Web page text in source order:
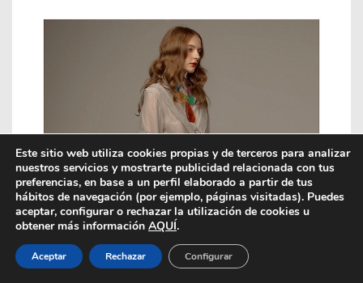
Este sitio web utiliza cookies propias y de terceros para analizar
nuestros servicios y mostrarte publicidad relacionada con tus
preferencias, en base a un perfil elaborado a partir de tus
hábitos de navegación (por ejemplo, páginas visitadas). Puedes
aceptar, configurar o rechazar la utilización de cookies u
obtener más información AQUÍ.
Aceptar Rechazar Configurar